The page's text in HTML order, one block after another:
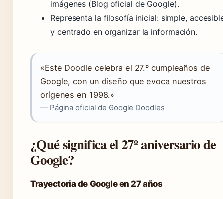
imágenes (Blog oficial de Google).
Representa la filosofía inicial: simple,
y centrado en organizar la información.
«Este Doodle celebra el 27.º cumpleaños de
Google, con un diseño que evoca nuestros
orígenes en 1998.»
— Página oficial de Google Doodles
¿Qué significa el 27º aniversario de
Google?
Trayectoria de Google en 27 años